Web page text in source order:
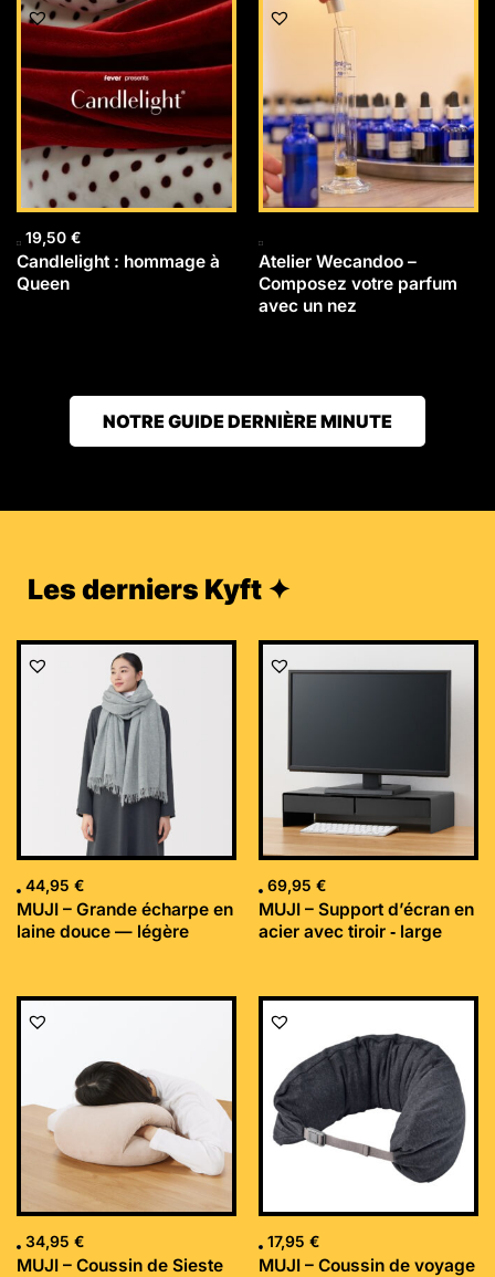
19,50 €
Candlelight : hommage à
Queen
Atelier Wecandoo –
Composez votre parfum
avec un nez
NOTRE GUIDE DERNIÈRE MINUTE
Les derniers Kyft ✦
44,95 €
MUJI – Grande écharpe en
laine douce — légère
69,95 €
MUJI – Support d’écran en
acier avec tiroir ‐ large
34,95 €
MUJI – Coussin de Sieste
17,95 €
MUJI – Coussin de voyage